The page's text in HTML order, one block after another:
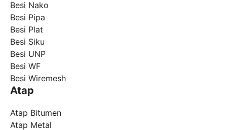
Besi Nako
Besi Pipa
Besi Plat
Besi Siku
Besi UNP
Besi WF
Besi Wiremesh
Atap
Atap Bitumen
Atap Metal